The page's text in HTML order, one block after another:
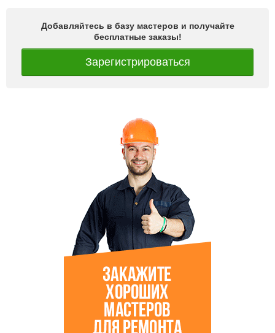
Добавляйтесь в базу мастеров и получайте
бесплатные заказы!
Зарегистрироваться